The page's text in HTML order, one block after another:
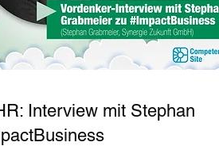
Interview mit Stephan